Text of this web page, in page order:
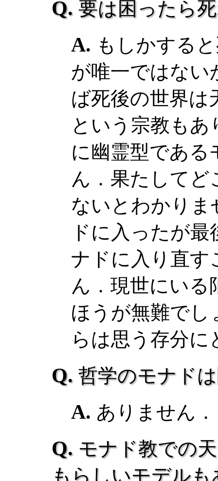
要は困ったら
もしかする
が唯一ではない
ば死後の世界は
という宗教も
に幽霊型であ
ん．果たして
ないとわかり
ドに入ったが
ナドに入り直す
ん．現世にいる
ほうが無難でし
らは思う存分に
哲学のモナド
ありません．
モナド教での
もらしいモデル